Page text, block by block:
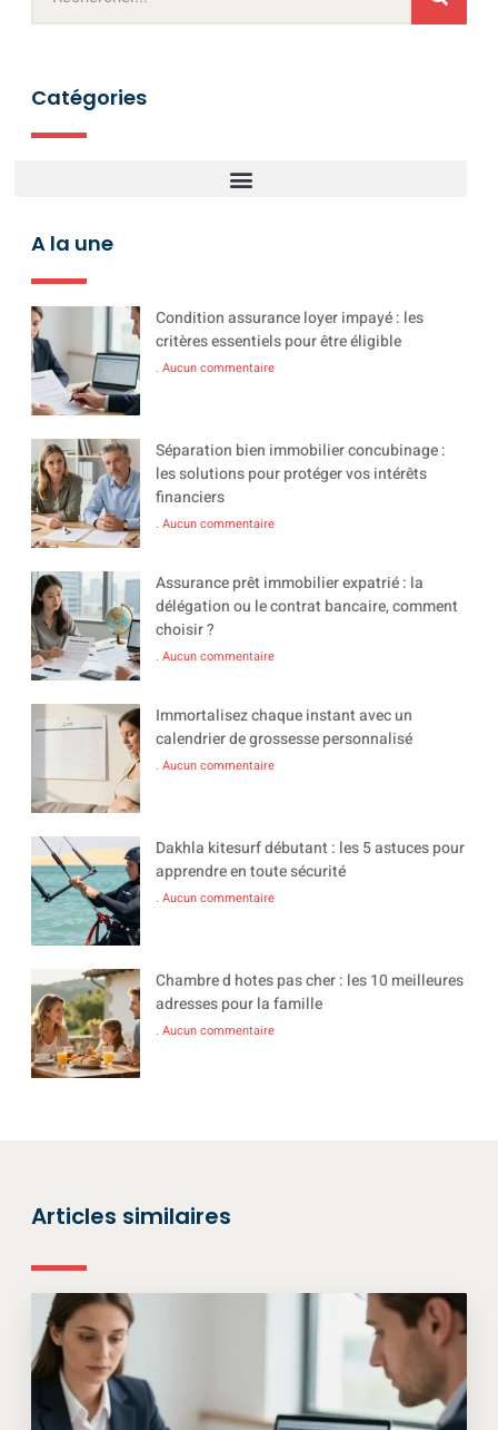
Catégories
A la une
Condition assurance loyer impayé : les
critères essentiels pour être éligible
Aucun commentaire
Séparation bien immobilier concubinage :
les solutions pour protéger vos intérêts
financiers
Aucun commentaire
Assurance prêt immobilier expatrié : la
délégation ou le contrat bancaire, comment
choisir ?
Aucun commentaire
Immortalisez chaque instant avec un
calendrier de grossesse personnalisé
Aucun commentaire
Dakhla kitesurf débutant : les 5 astuces pour
apprendre en toute sécurité
Aucun commentaire
Chambre d hotes pas cher : les 10 meilleures
adresses pour la famille
Aucun commentaire
Articles similaires